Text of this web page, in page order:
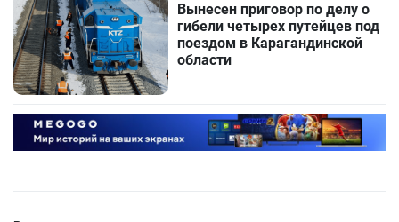
Вынесен приговор по делу о
гибели четырех путейцев под
поездом в Карагандинской
области